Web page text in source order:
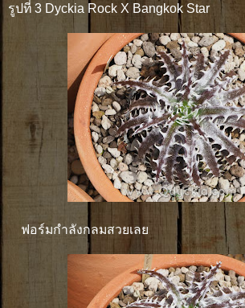
รูปที่ 3 Dyckia Rock X Bangkok Star
ฟอร์มกำลังกลมสวยเลย